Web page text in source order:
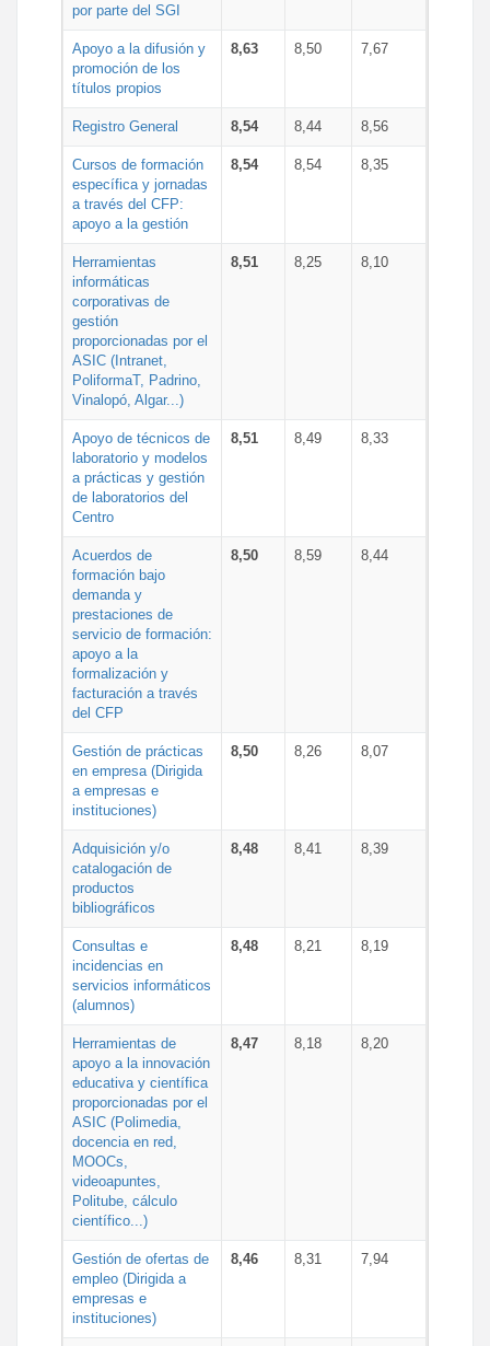
por parte del SGI
Apoyo a la difusión y
promoción de los
títulos propios
8,63 8,50 7,67
Registro General 8,54 8,44 8,56
Cursos de formación
específica y jornadas
a través del CFP:
apoyo a la gestión
8,54 8,54 8,35
Herramientas
informáticas
corporativas de
gestión
proporcionadas por el
ASIC (Intranet,
PoliformaT, Padrino,
Vinalopó, Algar...)
8,51 8,25 8,10
Apoyo de técnicos de
laboratorio y modelos
a prácticas y gestión
de laboratorios del
Centro
8,51 8,49 8,33
Acuerdos de
formación bajo
demanda y
prestaciones de
servicio de formación:
apoyo a la
formalización y
facturación a través
del CFP
8,50 8,59 8,44
Gestión de prácticas
en empresa (Dirigida
a empresas e
instituciones)
8,50 8,26 8,07
Adquisición y/o
catalogación de
productos
bibliográficos
8,48 8,41 8,39
Consultas e
incidencias en
servicios informáticos
(alumnos)
8,48 8,21 8,19
Herramientas de
apoyo a la innovación
educativa y científica
proporcionadas por el
ASIC (Polimedia,
docencia en red,
MOOCs,
videoapuntes,
Politube, cálculo
científico...)
8,47 8,18 8,20
Gestión de ofertas de
empleo (Dirigida a
empresas e
instituciones)
8,46 8,31 7,94